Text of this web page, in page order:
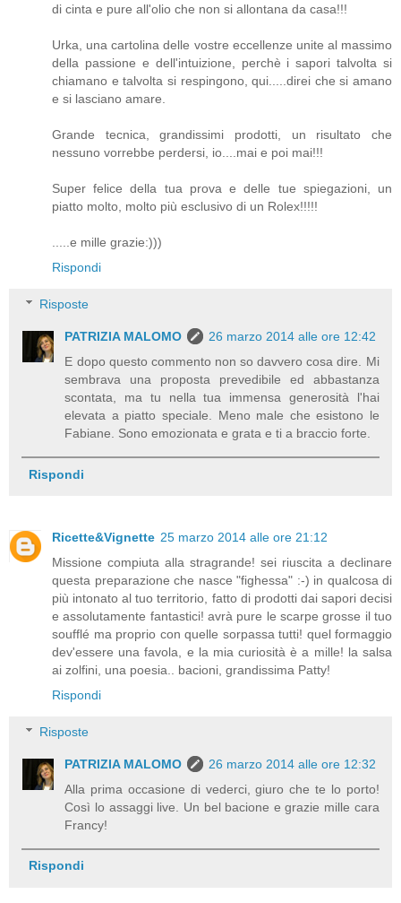
di cinta e pure all'olio che non si allontana da casa!!!
Urka, una cartolina delle vostre eccellenze unite al massimo
della passione e dell'intuizione, perchè i sapori talvolta si
chiamano e talvolta si respingono, qui.....direi che si amano
e si lasciano amare.
Grande tecnica, grandissimi prodotti, un risultato che
nessuno vorrebbe perdersi, io....mai e poi mai!!!
Super felice della tua prova e delle tue spiegazioni, un
piatto molto, molto più esclusivo di un Rolex!!!!!
.....e mille grazie:)))
Rispondi
Risposte
PATRIZIA MALOMO
26 marzo 2014 alle ore 12:42
E dopo questo commento non so davvero cosa dire. Mi
sembrava una proposta prevedibile ed abbastanza
scontata, ma tu nella tua immensa generosità l'hai
elevata a piatto speciale. Meno male che esistono le
Fabiane. Sono emozionata e grata e ti a braccio forte.
Rispondi
Ricette&Vignette 25 marzo 2014 alle ore 21:12
Missione compiuta alla stragrande! sei riuscita a declinare
questa preparazione che nasce "fighessa" :-) in qualcosa di
più intonato al tuo territorio, fatto di prodotti dai sapori decisi
e assolutamente fantastici! avrà pure le scarpe grosse il tuo
soufflé ma proprio con quelle sorpassa tutti! quel formaggio
dev'essere una favola, e la mia curiosità è a mille! la salsa
ai zolfini, una poesia.. bacioni, grandissima Patty!
Rispondi
Risposte
PATRIZIA MALOMO
26 marzo 2014 alle ore 12:32
Alla prima occasione di vederci, giuro che te lo porto!
Così lo assaggi live. Un bel bacione e grazie mille cara
Francy!
Rispondi